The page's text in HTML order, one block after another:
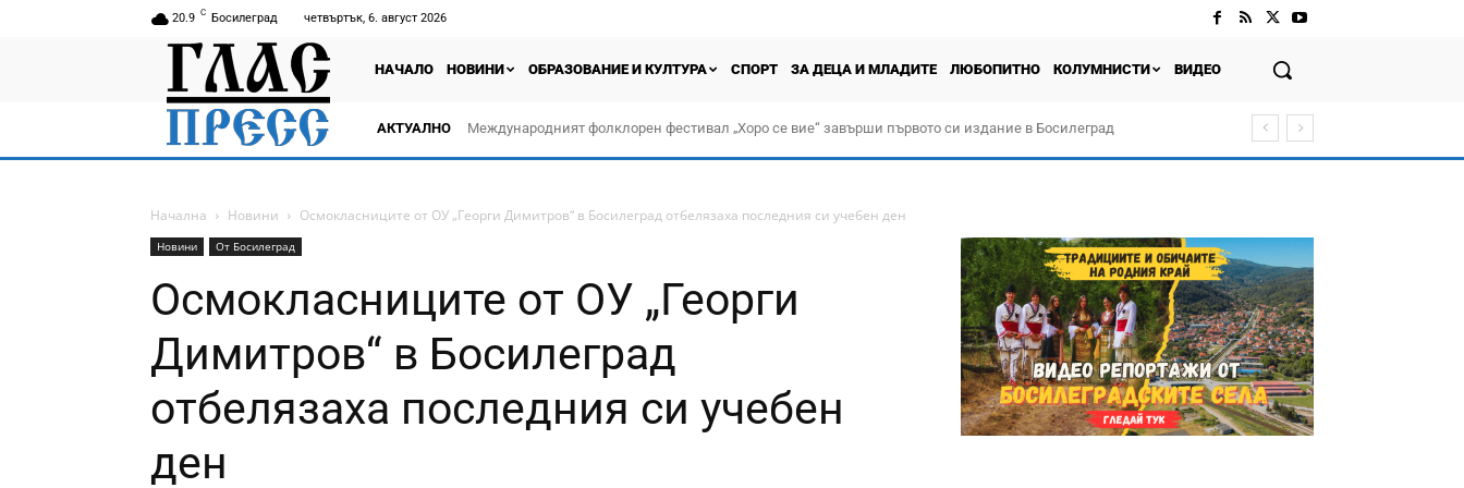
20.9 C Босилеград четвъртък, 6. август 2026
НАЧАЛО НОВИНИ ОБРАЗОВАНИЕ И КУЛТУРА СПОРТ ЗА ДЕЦА И МЛАДИТЕ ЛЮБОПИТНО КОЛУМНИСТИ ВИДЕО
АКТУАЛНО Международният фолклорен фестивал „Хоро се вие“ завърши първото си издание в Босилеград
Начална Новини Осмокласниците от ОУ „Георги Димитров“ в Босилеград отбелязаха последния си учебен ден
Новини От Босилеград
Осмокласниците от ОУ „Георги
Димитров“ в Босилеград
отбелязаха последния си учебен
ден